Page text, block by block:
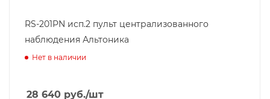
RS-201PN исп.2 пульт централизованного
наблюдения Альтоника
Нет в наличии
28 640 руб./шт